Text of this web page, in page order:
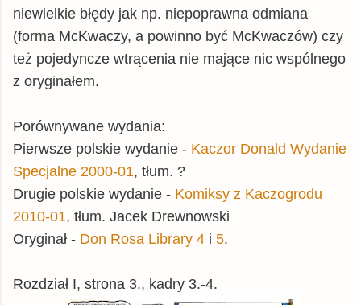
niewielkie błędy jak np. niepoprawna odmiana
(forma McKwaczy, a powinno być McKwaczów) czy
też pojedyncze wtrącenia nie mające nic wspólnego
z oryginałem.
Porównywane wydania:
Pierwsze polskie wydanie - Kaczor Donald Wydanie
Specjalne 2000-01, tłum. ?
Drugie polskie wydanie - Komiksy z Kaczogrodu
2010-01, tłum. Jacek Drewnowski
Oryginał - Don Rosa Library 4 i 5.
Rozdział I, strona 3., kadry 3.-4.